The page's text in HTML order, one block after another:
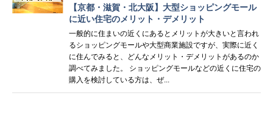
【京都・滋賀・北大阪】大型ショッピングモール
に近い住宅のメリット・デメリット
一般的に住まいの近くにあるとメリットが大きいと言われ
るショッピングモールや大型商業施設ですが、実際に近く
に住んでみると、どんなメリット・デメリットがあるのか
調べてみました。 ショッピングモールなどの近くに住宅の
購入を検討している方は、ぜ...